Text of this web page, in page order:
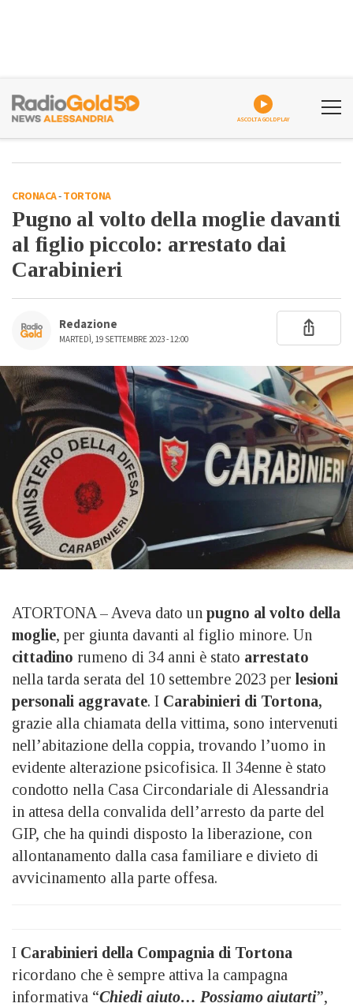
ASCOLTA GOLDPLAY
CRONACA-TORTONA
Pugno al volto della moglie davanti
al figlio piccolo: arrestato dai
Carabinieri
Redazione
MARTEDÌ, 19 SETTEMBRE 2023 - 12:00
ATORTONA – Aveva dato un pugno al volto della
moglie, per giunta davanti al figlio minore. Un
cittadino rumeno di 34 anni è stato arrestato
nella tarda serata del 10 settembre 2023 per lesioni
personali aggravate. I Carabinieri di Tortona,
grazie alla chiamata della vittima, sono intervenuti
nell’abitazione della coppia, trovando l’uomo in
evidente alterazione psicofisica. Il 34enne è stato
condotto nella Casa Circondariale di Alessandria
in attesa della convalida dell’arresto da parte del
GIP, che ha quindi disposto la liberazione, con
allontanamento dalla casa familiare e divieto di
avvicinamento alla parte offesa.
I Carabinieri della Compagnia di Tortona
ricordano che è sempre attiva la campagna
informativa “Chiedi aiuto… Possiamo aiutarti”,